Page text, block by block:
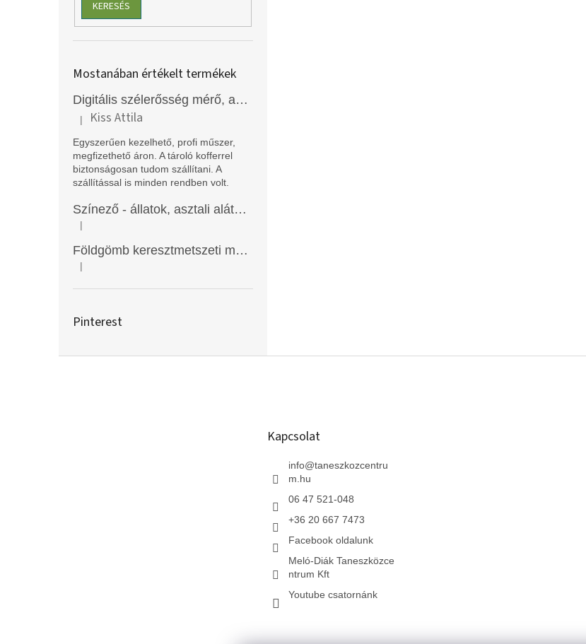
KERESÉS
Mostanában értékelt termékek
Digitális szélerősség mérő, anemométer, EM2250
A termék értékelése 5-ből 5 csillag.
| Kiss Attila
Egyszerűen kezelhető, profi műszer,
megfizethető áron. A tároló kofferrel
biztonságosan tudom szállítani. A
szállítással is minden rendben volt.
Színező - állatok, asztali alátét, Funny Mat
A termék értékelése 5-ből 5 csillag.
|
Földgömb keresztmetszeti modell
A termék értékelése 5-ből 5 csillag.
|
Pinterest
Kapcsolat
info@taneszkozcentru
m.hu
06 47 521-048
+36 20 667 7473
Facebook oldalunk
Meló-Diák Taneszközce
ntrum Kft
Youtube csatornánk